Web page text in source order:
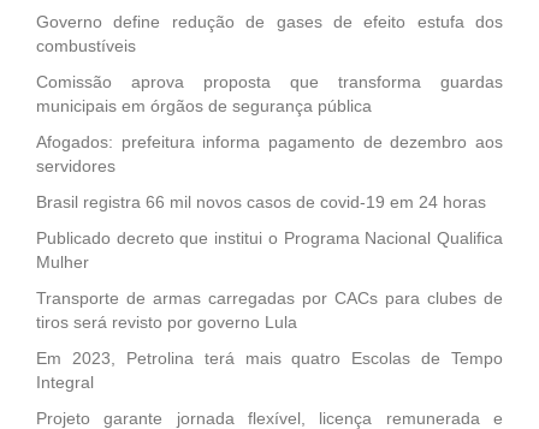
Governo define redução de gases de efeito estufa dos
combustíveis
Comissão aprova proposta que transforma guardas
municipais em órgãos de segurança pública
Afogados: prefeitura informa pagamento de dezembro aos
servidores
Brasil registra 66 mil novos casos de covid-19 em 24 horas
Publicado decreto que institui o Programa Nacional Qualifica
Mulher
Transporte de armas carregadas por CACs para clubes de
tiros será revisto por governo Lula
Em 2023, Petrolina terá mais quatro Escolas de Tempo
Integral
Projeto garante jornada flexível, licença remunerada e